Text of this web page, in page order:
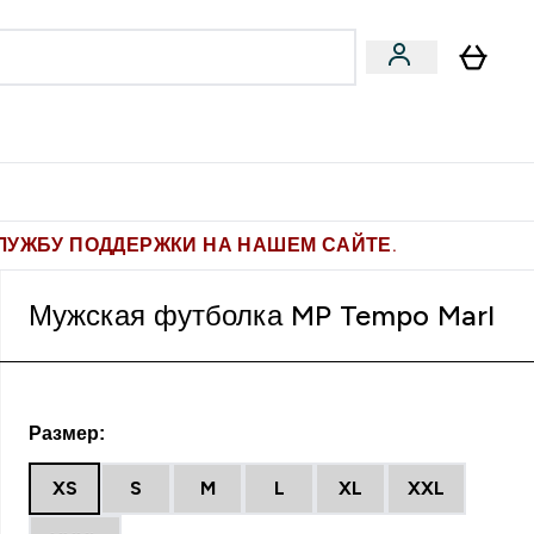
ПОДДЕРЖКИ НА НАШЕМ САЙТЕ.
Мужская футболка MP Tempo Marl
Размер:
XS S M L XL XXL